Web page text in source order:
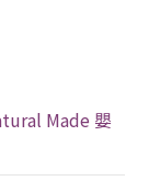
Made 嬰